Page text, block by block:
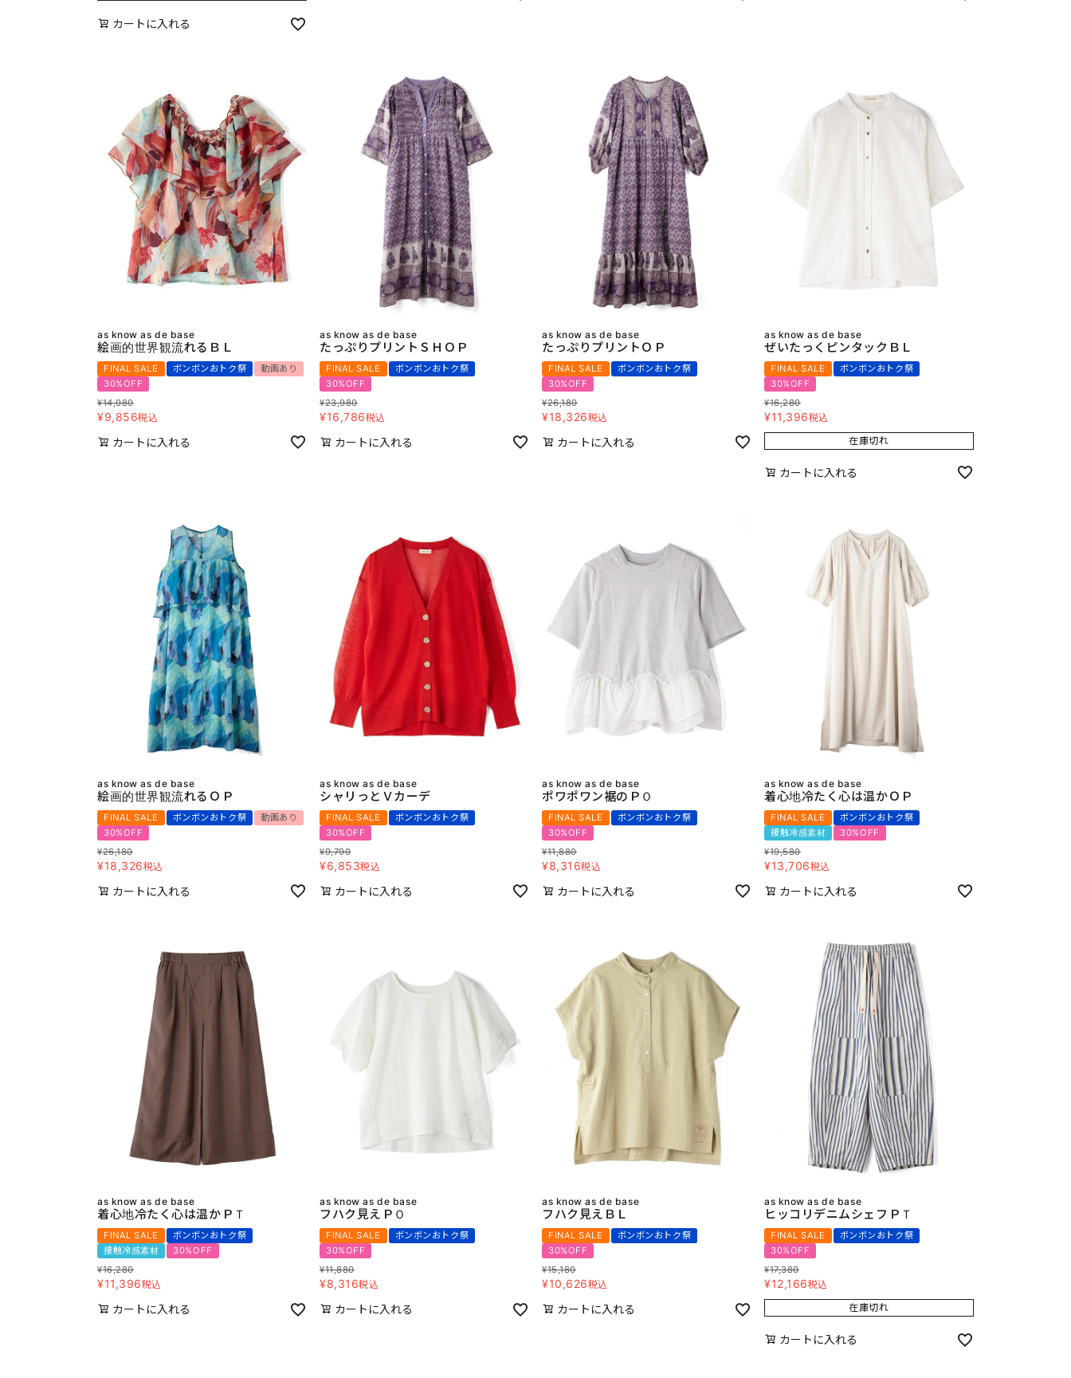
カートに入れる
as know as de base
絵画的世界観流れるＢＬ
FINAL SALE ボンボンおトク祭
動画あり
30%OFF
¥14,080
¥9,856税込
カートに入れる
as know as de base
たっぷりプリントＳＨＯＰ
FINAL SALE
ボンボンおトク祭
30%OFF
¥23,980
¥16,786税込
カートに入れる
as know as de base
たっぷりプリントＯＰ
FINAL SALE
ボンボンおトク祭
30%OFF
¥26,180
¥18,326税込
カートに入れる
as know as de base
ぜいたっくピンタックＢＬ
FINAL SALE
ボンボンおトク祭
30%OFF
¥16,280
¥11,396税込
在庫切れ
カートに入れる
as know as de base
絵画的世界観流れるＯＰ
FINAL SALE ボンボンおトク祭
動画あり
30%OFF
¥26,180
¥18,326税込
カートに入れる
as know as de base
シャリっとＶカーデ
FINAL SALE
ボンボンおトク祭
30%OFF
¥9,790
¥6,853税込
カートに入れる
as know as de base
ポワポワン裾のＰＯ
FINAL SALE
ボンボンおトク祭
30%OFF
¥11,880
¥8,316税込
カートに入れる
as know as de base
着心地冷たく心は温かＯＰ
FINAL SALE
ボンボンおトク祭
接触冷感素材
30%OFF
¥19,580
¥13,706税込
カートに入れる
as know as de base
着心地冷たく心は温かＰＴ
FINAL SALE
ボンボンおトク祭
接触冷感素材
30%OFF
¥16,280
¥11,396税込
カートに入れる
as know as de base
フハク見えＰＯ
FINAL SALE
ボンボンおトク祭
30%OFF
¥11,880
¥8,316税込
カートに入れる
as know as de base
フハク見えＢＬ
FINAL SALE
ボンボンおトク祭
30%OFF
¥15,180
¥10,626税込
カートに入れる
as know as de base
ヒッコリデニムシェフＰＴ
FINAL SALE
ボンボンおトク祭
30%OFF
¥17,380
¥12,166税込
在庫切れ
カートに入れる